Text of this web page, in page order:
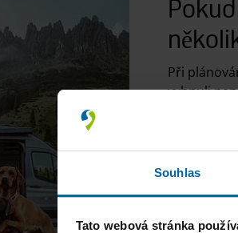
Souhlas
Tato webová stránka
Při
vyhnuli
proti
Pokud
domácích
stránkách
jsou psi v